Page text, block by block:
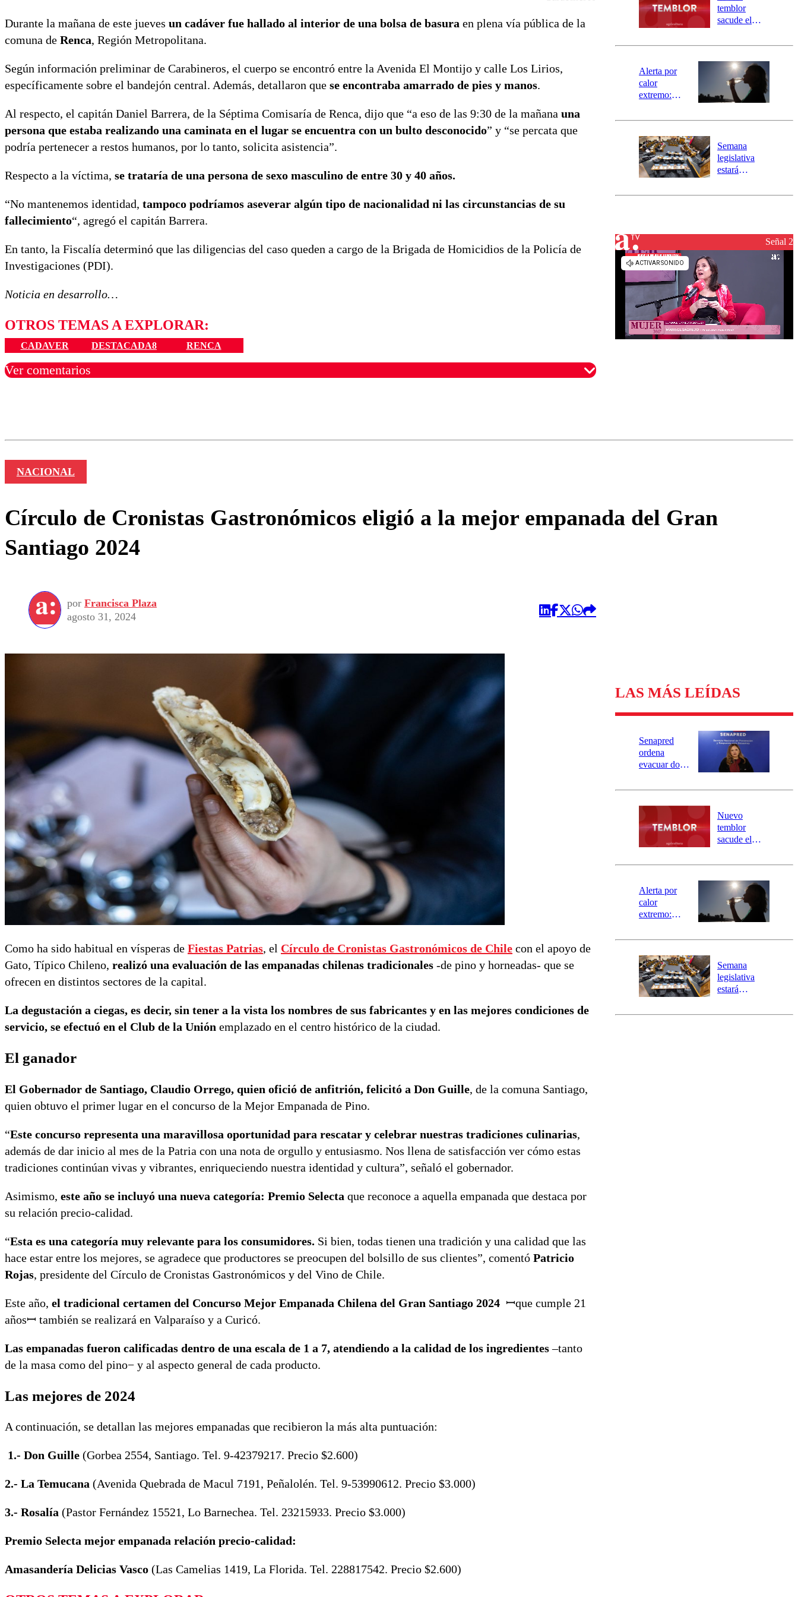
Durante la mañana de este jueves un cadáver fue hallado al interior de una bolsa de basura en plena vía pública de la
comuna de Renca, Región Metropolitana.
Según información preliminar de Carabineros, el cuerpo se encontró entre la Avenida El Montijo y calle Los Lirios,
específicamente sobre el bandejón central. Además, detallaron que se encontraba amarrado de pies y manos.
Al respecto, el capitán Daniel Barrera, de la Séptima Comisaría de Renca, dijo que “a eso de las 9:30 de la mañana una
persona que estaba realizando una caminata en el lugar se encuentra con un bulto desconocido” y “se percata que
podría pertenecer a restos humanos, por lo tanto, solicita asistencia”.
Respecto a la víctima, se trataría de una persona de sexo masculino de entre 30 y 40 años.
“No mantenemos identidad, tampoco podríamos aseverar algún tipo de nacionalidad ni las circunstancias de su
fallecimiento“, agregó el capitán Barrera.
En tanto, la Fiscalía determinó que las diligencias del caso queden a cargo de la Brigada de Homicidios de la Policía de
Investigaciones (PDI).
Noticia en desarrollo…
OTROS TEMAS A EXPLORAR:
CADAVER DESTACADA8 RENCA
Ver comentarios
activa
mensajería
SAE
temblor
sacude el
revisa la
epicentro
Alerta por
calor
extremo:
activa Alerta
Preventiva en
tres comunas
Semana
legislativa
estará
el fin de la
reconstrucciónSeñal 2
NACIONAL
Círculo de Cronistas Gastronómicos eligió a la mejor empanada del Gran
Santiago 2024
por Francisca Plaza
agosto 31, 2024
Como ha sido habitual en vísperas de Fiestas Patrias, el Círculo de Cronistas Gastronómicos de Chile con el apoyo de
Gato, Típico Chileno, realizó una evaluación de las empanadas chilenas tradicionales -de pino y horneadas- que se
ofrecen en distintos sectores de la capital.
La degustación a ciegas, es decir, sin tener a la vista los nombres de sus fabricantes y en las mejores condiciones de
servicio, se efectuó en el Club de la Unión emplazado en el centro histórico de la ciudad.
El ganador
El Gobernador de Santiago, Claudio Orrego, quien ofició de anfitrión, felicitó a Don Guille, de la comuna Santiago,
quien obtuvo el primer lugar en el concurso de la Mejor Empanada de Pino.
“Este concurso representa una maravillosa oportunidad para rescatar y celebrar nuestras tradiciones culinarias,
además de dar inicio al mes de la Patria con una nota de orgullo y entusiasmo. Nos llena de satisfacción ver cómo estas
tradiciones continúan vivas y vibrantes, enriqueciendo nuestra identidad y cultura”, señaló el gobernador.
Asimismo, este año se incluyó una nueva categoría: Premio Selecta que reconoce a aquella empanada que destaca por
su relación precio-calidad.
“Esta es una categoría muy relevante para los consumidores. Si bien, todas tienen una tradición y una calidad que las
hace estar entre los mejores, se agradece que productores se preocupen del bolsillo de sus clientes”, comentó Patricio
Rojas, presidente del Círculo de Cronistas Gastronómicos y del Vino de Chile.
Este año, el tradicional certamen del Concurso Mejor Empanada Chilena del Gran Santiago 2024 ꟷque cumple 21
añosꟷ también se realizará en Valparaíso y a Curicó.
Las empanadas fueron calificadas dentro de una escala de 1 a 7, atendiendo a la calidad de los ingredientes–tanto
de la masa como del pino− y al aspecto general de cada producto.
Las mejores de 2024
A continuación, se detallan las mejores empanadas que recibieron la más alta puntuación:
1.- Don Guille (Gorbea 2554, Santiago. Tel. 9-42379217. Precio $2.600)
2.- La Temucana (Avenida Quebrada de Macul 7191, Peñalolén. Tel. 9-53990612. Precio $3.000)
3.- Rosalía (Pastor Fernández 15521, Lo Barnechea. Tel. 23215933. Precio $3.000)
Premio Selecta mejor empanada relación precio-calidad:
Amasandería Delicias Vasco (Las Camelias 1419, La Florida. Tel. 228817542. Precio $2.600)
LAS MÁS LEÍDAS
Senapred
ordena
evacuar dos
Carahue por
río Damas:
activa
mensajería
SAE
Nuevo
temblor
sacude el
revisa la
epicentro
Alerta por
calor
extremo:
activa Alerta
Preventiva en
tres comunas
Semana
legislativa
estará
el fin de la